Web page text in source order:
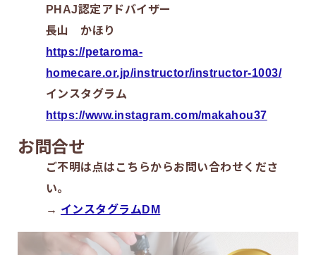
PHAJ認定アドバイザー
長山 かほり
https://petaroma-
homecare.or.jp/instructor/instructor-1003/
インスタグラム
https://www.instagram.com/makahou37
お問合せ
ご不明は点はこちらからお問い合わせくださ
い。
→ インスタグラムDM